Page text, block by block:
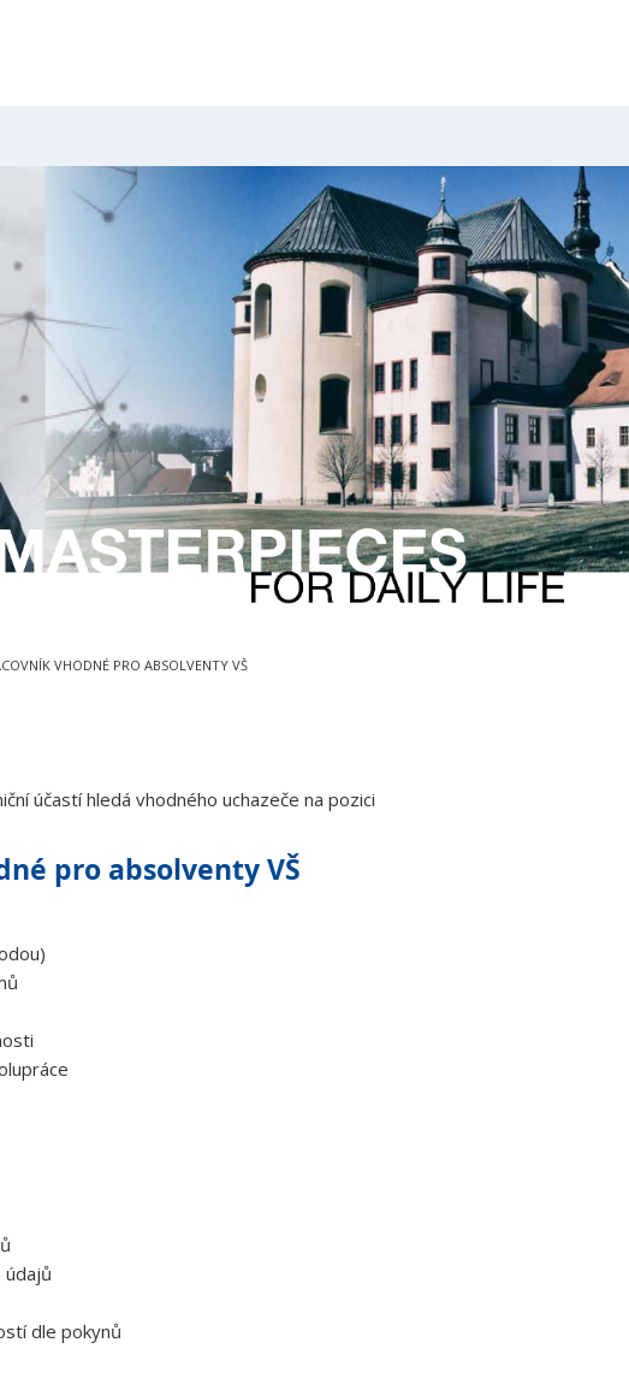
VHODNÉ PRO ABSOLVENTY VŠ
účastí hledá vhodného uchazeče na pozici
pro absolventy VŠ
údajů
dle pokynů